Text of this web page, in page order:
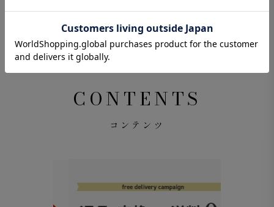
注文ページを見る
CONTENTS